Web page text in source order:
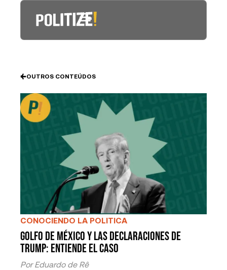
OUTROS CONTEÚDOS
CONOCIENDO LA POLITICA
Golfo de México y las declaraciones de
Trump: Entiende el caso
Por Eduardo de Rê